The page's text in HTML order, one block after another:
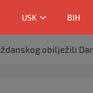
USK BIH
obilježili